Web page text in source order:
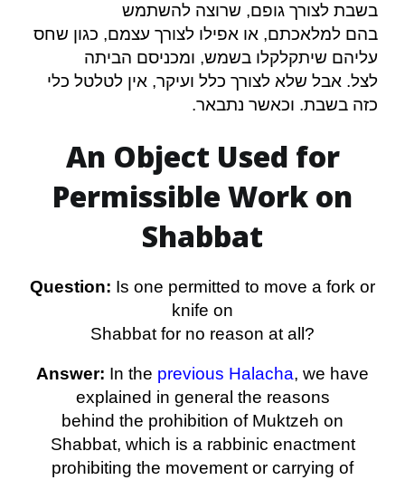
בשבת לצורך גופם, שרוצה להשתמש
בהם למלאכתם, או אפילו לצורך עצמם, כגון שחס
עליהם שיתקלקלו בשמש, ומכניסם הביתה
לצל. אבל שלא לצורך כלל ועיקר, אין לטלטל כלי
כזה בשבת. וכאשר נתבאר.
An Object Used for
Permissible Work on
Shabbat
Question: Is one permitted to move a fork or
knife on
Shabbat for no reason at all?
Answer: In the previous Halacha, we have
explained in general the reasons
behind the prohibition of Muktzeh on
Shabbat, which is a rabbinic enactment
prohibiting the movement or carrying of